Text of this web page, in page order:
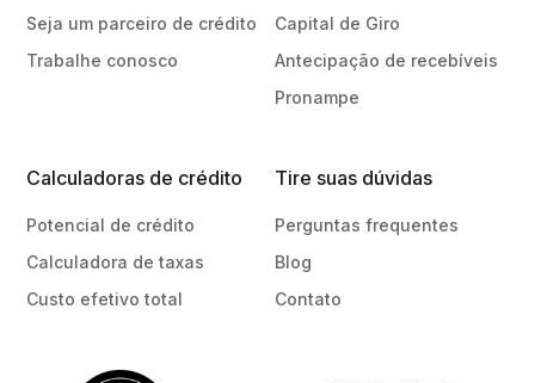
Seja um parceiro de crédito
Trabalhe conosco
Capital de Giro
Antecipação de recebíveis
Pronampe
Calculadoras de crédito
Potencial de crédito
Calculadora de taxas
Custo efetivo total
Tire suas dúvidas
Perguntas frequentes
Blog
Contato